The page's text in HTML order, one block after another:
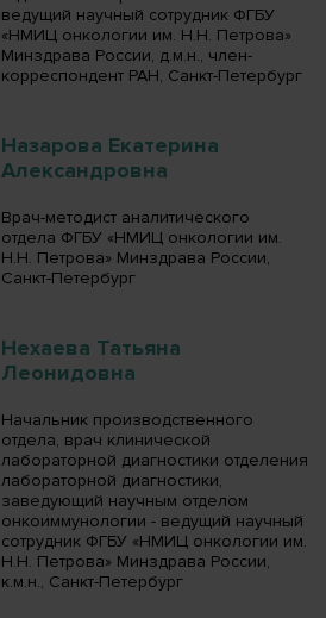
ведущий научный сотрудник ФГБУ
«НМИЦ онкологии им. Н.Н. Петрова»
Минздрава России, д.м.н., член-
корреспондент РАН, Санкт-Петербург
Назарова Екатерина
Александровна
Врач-методист аналитического
отдела ФГБУ «НМИЦ онкологии им.
Н.Н. Петрова» Минздрава России,
Санкт-Петербург
Нехаева Татьяна
Леонидовна
Начальник производственного
отдела, врач клинической
лабораторной диагностики отделения
лабораторной диагностики,
заведующий научным отделом
онкоиммунологии - ведущий научный
сотрудник ФГБУ «НМИЦ онкологии им.
Н.Н. Петрова» Минздрава России,
к.м.н., Санкт-Петербург